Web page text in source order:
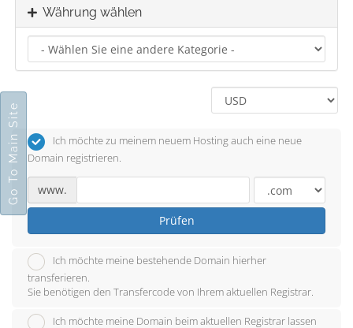
Währung wählen
Ich möchte zu meinem neuem Hosting auch eine neue
Domain registrieren.
www.
Prüfen
Ich möchte meine bestehende Domain hierher
transferieren.
Sie benötigen den Transfercode von Ihrem aktuellen Registrar.
Ich möchte meine Domain beim aktuellen Registrar lassen
Go To Main Site